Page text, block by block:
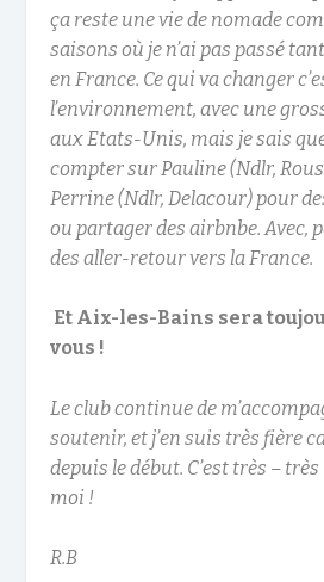
ça reste une vie de nomade
saisons où je n’ai pas passé
en France. Ce qui va changer
l’environnement, avec une
aux Etats-Unis, mais je sais
compter sur Pauline (Ndlr,
Perrine (Ndlr, Delacour) pour
ou partager des airbnbe. Avec,
des aller-retour vers la France.
Et Aix-les-Bains sera
vous !
Le club continue de
soutenir, et j’en suis très fière
depuis le début. C’est très –
moi !
R.B